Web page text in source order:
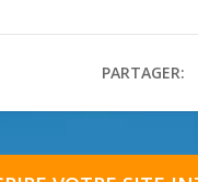
PARTAGER: